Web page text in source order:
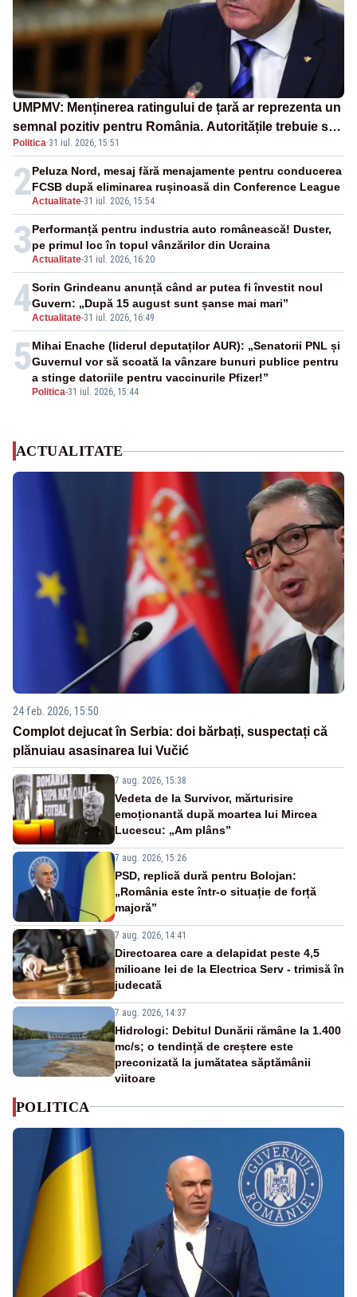
UMPMV: Menținerea ratingului de țară ar reprezenta un
semnal pozitiv pentru România. Autoritățile trebuie să
continue consolidarea stabilității economice și
financiare
Politica·31 iul. 2026, 15:51
2Actualitate-31 iul. 2026, 15:54
Peluza Nord, mesaj fără menajamente pentru conducerea
FCSB după eliminarea rușinoasă din Conference League
3Actualitate-31 iul. 2026, 16:20
Performanță pentru industria auto românească! Duster,
pe primul loc în topul vânzărilor din Ucraina
4Actualitate-31 iul. 2026, 16:49
Sorin Grindeanu anunță când ar putea fi învestit noul
Guvern: „După 15 august sunt șanse mai mari”
5
Politica-31 iul. 2026, 15:44
Mihai Enache (liderul deputaților AUR): „Senatorii PNL și
Guvernul vor să scoată la vânzare bunuri publice pentru
a stinge datoriile pentru vaccinurile Pfizer!”
ACTUALITATE
24 feb. 2026, 15:50
Complot dejucat în Serbia: doi bărbați, suspectați că
plănuiau asasinarea lui Vučić
7 aug. 2026, 15:38
Vedeta de la Survivor, mărturisire
emoționantă după moartea lui Mircea
Lucescu: „Am plâns”
7 aug. 2026, 15:26
PSD, replică dură pentru Bolojan:
„România este într-o situație de forță
majoră”
7 aug. 2026, 14:41
Directoarea care a delapidat peste 4,5
milioane lei de la Electrica Serv - trimisă în
judecată
7 aug. 2026, 14:37
Hidrologi: Debitul Dunării rămâne la 1.400
mc/s; o tendință de creștere este
preconizată la jumătatea săptămânii
viitoare
POLITICA